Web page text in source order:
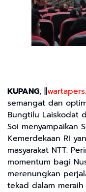
KUPANG, ||
semangat dan
Bungtilu Laiskodat
Soi menyampaikan
Kemerdekaan RI
masyarakat NTT.
momentum bagi
merenungkan
tekad dalam meraih